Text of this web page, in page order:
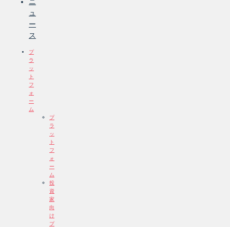
ュ
ー
ス
プ
ラ
ッ
ト
フ
ォ
ー
ム
プ
ラ
ッ
ト
フ
ォ
ー
ム
投
資
家
向
け
プ